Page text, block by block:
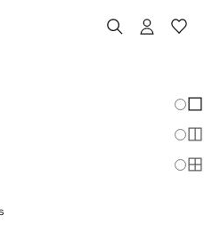
COUTURES